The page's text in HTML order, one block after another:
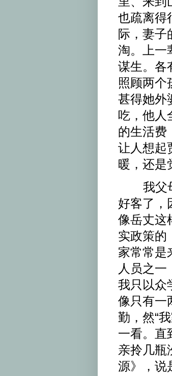
也疏离得
际，妻子
淘。上一
谋生。各
照顾两个
甚得她外
吃，他人
的生活费
让人想起
暖，还是
我父母
好客了，
像岳丈这
实政策的
家常常是
人员之一
我只以众
像只有一
勤，然“
一看。直
亲拎几瓶
源》，说